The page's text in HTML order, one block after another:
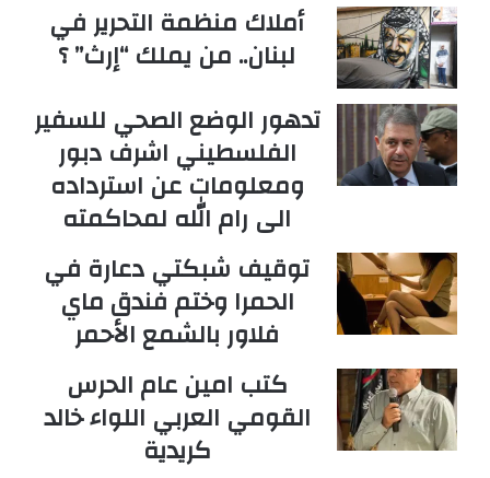
أملاك منظمة التحرير في
لبنان.. من يملك “إرث” ؟
تدهور الوضع الصحي للسفير
الفلسطيني اشرف دبور
ومعلومات عن استرداده
الى رام الله لمحاكمته
توقيف شبكتي دعارة في
الحمرا وختم فندق ماي
فلاور بالشمع الأحمر
كتب امين عام الحرس
القومي العربي اللواء خالد
كريدية